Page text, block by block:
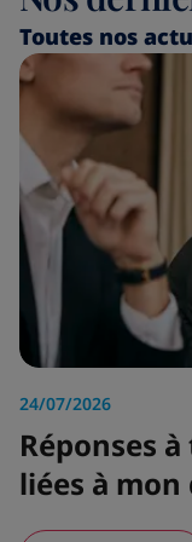
Toutes nos
24/07/2026
Réponses
liées à